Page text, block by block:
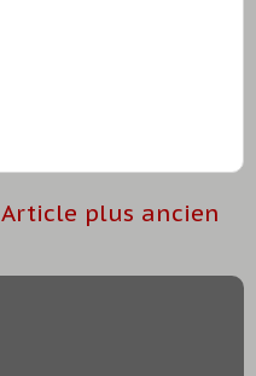
Article plus ancien